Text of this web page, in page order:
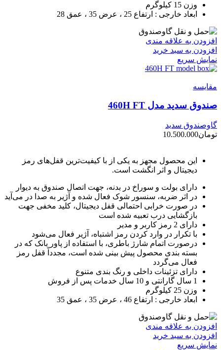
وزن 15 کیلوگرم
ابعاد خارجی : ارتفاع 25 ، عرض 35 ، عمق 28
افزودن به علاقه مندی
افزودن به سبد خرید
نمایش سریع
مقايسه
صندوق سدید مدل 460H FT
گاوصندوق سدید
تومان10.500.000
این محصول مجهز به یکی از با کیفیت‌ترین قفل‌های رمز
دیجیتال و اثر انگشت است.
دارای بولت و سوراخ در بدنه، جهت اتصال صندوق به دیوار
در اثر ضربه، سنسور شوک فعال شده و آژیر به صدا در می‌آید
در صورت خرابی احتمالی قفل دیجیتال، کلید مخفی جهت
بازگشایی درب تعبیه شده است
دارای 2 رمز کاربر و مدیر
با تکرار در وارد کردن رمز اشتباه، آژیر فعال می‌شود
درصورت اتمام شارژ باطری، با استفاده از پاور بانک که در
بسته بندی محصول پیش بینی شده است، مجدداً قفل رمز
فعال می‌گردد
دارای تزئینات داخلی و رنگ بندی متنوع
1 سال گارانتی و 10 سال خدمات پس از فروش
وزن 25 کیلوگرم
ابعاد خارجی : ارتفاع 46 ، عرض 35 ، عمق 35
افزودن به علاقه مندی
افزودن به سبد خرید
نمایش سریع